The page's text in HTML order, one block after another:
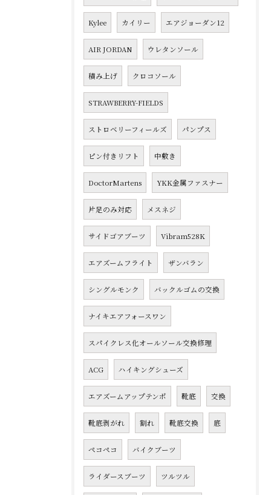
Kylee カイリー エアジョーダン12
AIR JORDAN ウレタンソール
積み上げ クロコソール
STRAWBERRY-FIELDS
ストロベリーフィールズ パンプス
ピン付きリフト 中敷き
DoctorMartens YKK金属ファスナー
片足のみ対応 メスネジ
サイドゴアブーツ Vibram528K
エアズームフライト ザンバラン
シングルモンク バックルゴムの交換
ナイキエアフォースワン
スパイクレス化オールソール交換修理
ACG ハイキングシューズ
エアズームアップテンポ 靴底 交換
靴底剥がれ 割れ 靴底交換 底
ペコペコ バイクブーツ
ライダースブーツ ツルツル